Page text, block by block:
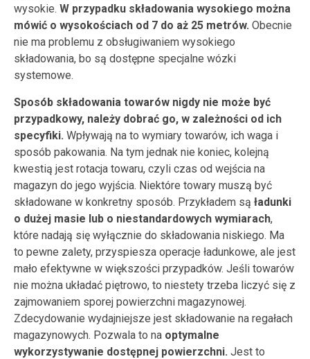
wysokie. W przypadku składowania wysokiego można
mówić o wysokościach od 7 do aż 25 metrów. Obecnie
nie ma problemu z obsługiwaniem wysokiego
składowania, bo są dostępne specjalne wózki
systemowe.
Sposób składowania towarów nigdy nie może być
przypadkowy, należy dobrać go, w zależności od ich
specyfiki. Wpływają na to wymiary towarów, ich waga i
sposób pakowania. Na tym jednak nie koniec, kolejną
kwestią jest rotacja towaru, czyli czas od wejścia na
magazyn do jego wyjścia. Niektóre towary muszą być
składowane w konkretny sposób. Przykładem są ładunki
o dużej masie lub o niestandardowych wymiarach,
które nadają się wyłącznie do składowania niskiego. Ma
to pewne zalety, przyspiesza operacje ładunkowe, ale jest
mało efektywne w większości przypadków. Jeśli towarów
nie można układać piętrowo, to niestety trzeba liczyć się z
zajmowaniem sporej powierzchni magazynowej.
Zdecydowanie wydajniejsze jest składowanie na regałach
magazynowych. Pozwala to na optymalne
wykorzystywanie dostępnej powierzchni. Jest to